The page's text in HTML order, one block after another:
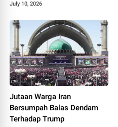
July 10, 2026
Jutaan Warga Iran
Bersumpah Balas Dendam
Terhadap Trump